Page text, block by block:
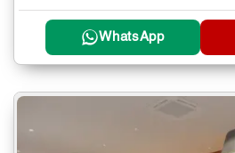
WhatsApp